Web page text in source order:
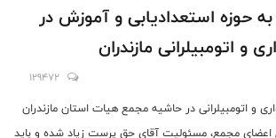
حوزه استعدادیابی و آموزش در
و اتومبیلرانی مازندران
129472
و اتومبیلرانی در حاشیه مجمع هیات استان مازندران
اعضای مجمع، مسئولیت آقای حق پرست زیاد شده و باید